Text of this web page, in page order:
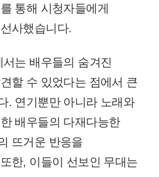
통해 시청자들에게
사했습니다.
는 배우들의 숨겨진
할 수 있었다는 점에서 큰
. 연기뿐만 아니라 노래와
배우들의 다재다능한
뜨거운 반응을
한, 이들이 선보인 무대는